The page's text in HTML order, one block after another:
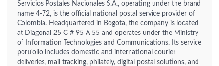
Servicios Postales Nacionales S.A., operating under the brand
name 4-72, is the official national postal service provider of
Colombia. Headquartered in Bogota, the company is located
at Diagonal 25 G # 95 A 55 and operates under the Ministry
of Information Technologies and Communications. Its service
portfolio includes domestic and international courier
deliveries, mail tracking, philately, digital postal solutions, and